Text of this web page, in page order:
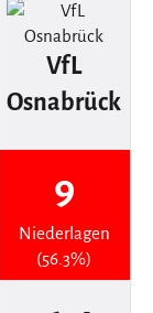
VfL
Osnabrück
9
Niederlagen
(56.3%)